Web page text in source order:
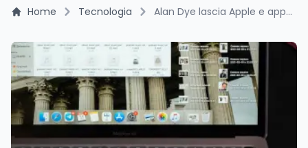
Home Tecnologia Alan Dye lascia Apple e approda a Meta: rivoluzione nel design di interfacce tra AI, hardware e software